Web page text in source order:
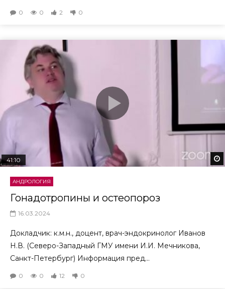
0 0 2 0
41:10
АНДРОЛОГИЯ
Гонадотропины и остеопороз
16.03.2024
Докладчик: к.м.н., доцент, врач-эндокринолог Иванов
Н.В. (Северо-Западный ГМУ имени И.И. Мечникова,
Санкт-Петербург) Информация пред...
0 0 12 0